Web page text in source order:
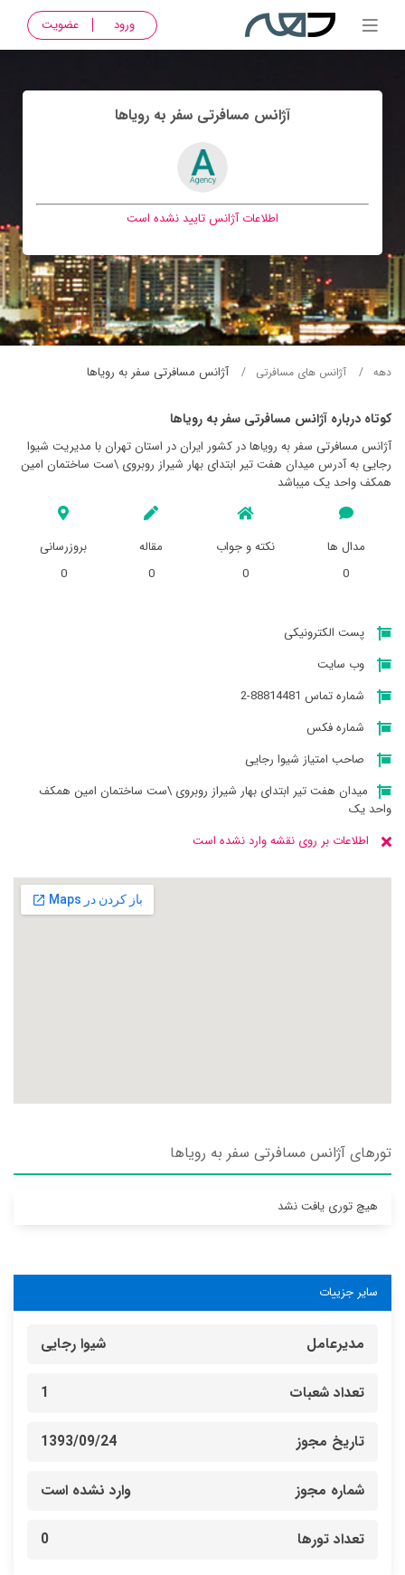
ورود عضویت
آژانس مسافرتی سفر به روياها
اطلاعات آژانس تایید نشده است
دهه آژانس های مسافرتی آژانس مسافرتی سفر به روياها
کوتاه درباره آژانس مسافرتی سفر به روياها
آژانس مسافرتی سفر به روياها در کشور ایران در استان تهران با مدیریت شیوا
رجایی به آدرس میدان هفت تیر ابتدای بهار شیراز روبروی \ست ساختمان امین
همکف واحد یک میباشد
مدال ها
0
نکته و جواب
0
مقاله
0
بروزرسانی
0
پست الکترونیکی
وب سایت
شماره تماس 88814481-2
شماره فکس
صاحب امتیاز شیوا رجایی
میدان هفت تیر ابتدای بهار شیراز روبروی \ست ساختمان امین همکف
واحد یک
اطلاعات بر روی نقشه وارد نشده است
تورهای آژانس مسافرتی سفر به روياها
هیچ توری یافت نشد
سایر جزییات
مدیرعامل شیوا رجایی
تعداد شعبات 1
تاریخ مجوز 1393/09/24
شماره مجوز وارد نشده است
تعداد تورها 0